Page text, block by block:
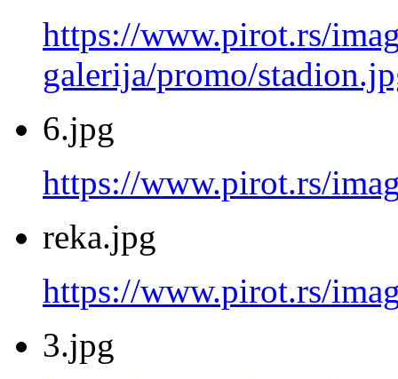
https://www.pirot.rs/
galerija/promo/
6.jpg
https://www.pirot.rs/
reka.jpg
https://www.pirot.rs/
3.jpg